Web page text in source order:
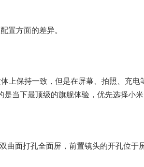
方面的差异。
保持一致，但是在屏幕、拍照、充电
当下最顶级的旗舰体验，优先选择小米
面打孔全面屏，前置镜头的开孔位于